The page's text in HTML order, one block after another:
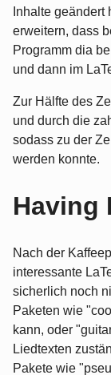
Inhalte
erweitern, dass
Programm dia
und dann im
Zur Hälfte des
und durch die
sodass zu der
werden konnte.
Having
Nach der
interessante
sicherlich noch
Paketen wie
kann, oder
Liedtexten
Pakete wie